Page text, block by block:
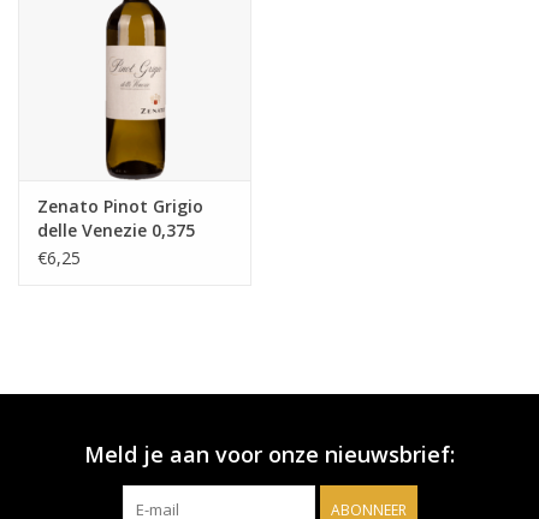
Zenato Pinot Grigio
delle Venezie 0,375
€6,25
Meld je aan voor onze nieuwsbrief:
ABONNEER